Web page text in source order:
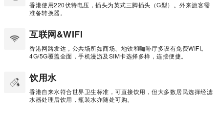
香港使用220伏特电压，插头为英式三脚插头（G型）。外来旅客需
准备转换器。
互联网&WIFI
香港网路发达，公共场所如商场、地铁和咖啡厅多设有免费WIFI。
4G/5G覆盖全面，手机漫游及SIM卡选择多样，连接便捷。
饮用水
香港自来水符合世界卫生标准，可直接饮用，但大多数居民选择经滤
水器处理后饮用，瓶装水亦随处可购。